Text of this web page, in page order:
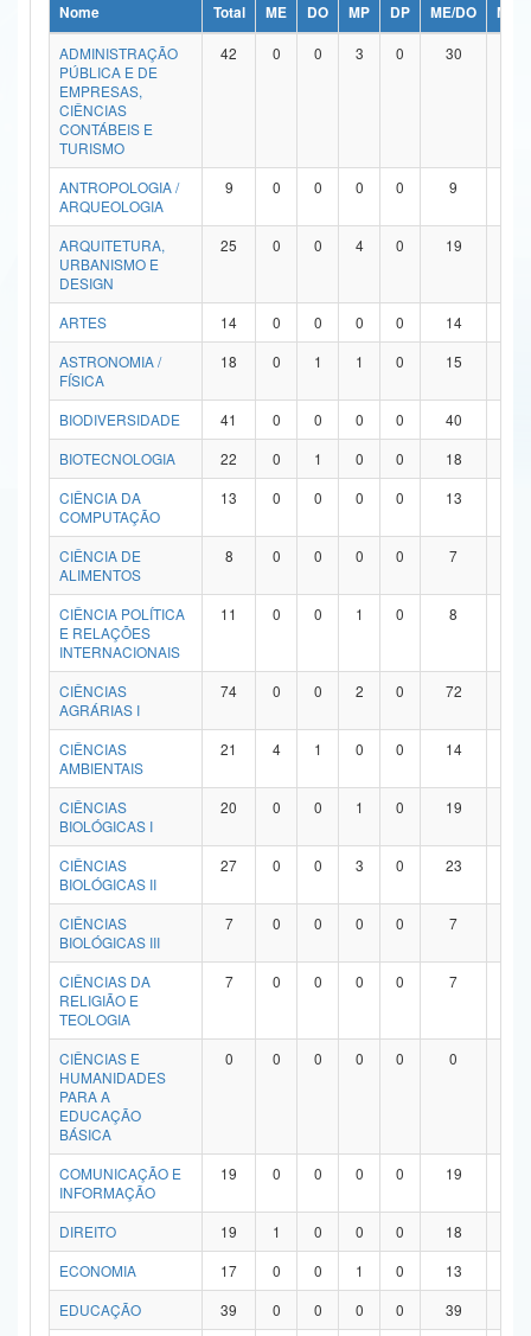
Ministério da Ciência, Tecnologia, Inovações e Comunicações
Ministério do Meio Ambiente
Ministério do Turismo
Ministério do Desenvolvimento Regional
Controladoria-Geral da União
Ministério da Mulher, da Família e dos Direitos Humanos
Secretaria de Governo
Advocacia-Geral da União
Banco Central do Brasil
Nome Total ME DO MP DP ME/DO
MP/
ADMINISTRAÇÃO
PÚBLICA E DE
EMPRESAS,
CIÊNCIAS
CONTÁBEIS E
TURISMO
42 0 0 3 0 30
ANTROPOLOGIA /
ARQUEOLOGIA
9 0 0 0 0 9
ARQUITETURA,
URBANISMO E
DESIGN
25 0 0 4 0 19
ARTES 14 0 0 0 0 14
ASTRONOMIA /
FÍSICA
18 0 1 1 0 15
BIODIVERSIDADE 41 0 0 0 0 40
BIOTECNOLOGIA
22 0 1 0 0 18
CIÊNCIA DA
COMPUTAÇÃO
13 0 0 0 0 13
CIÊNCIA DE
ALIMENTOS
8 0 0 0 0 7
CIÊNCIA POLÍTICA
E RELAÇÕES
INTERNACIONAIS
11 0 0 1 0 8
CIÊNCIAS
AGRÁRIAS I
74 0 0 2 0 72
CIÊNCIAS
AMBIENTAIS
21 4 1 0 0 14
CIÊNCIAS
BIOLÓGICAS I
20 0 0 1 0 19
CIÊNCIAS
BIOLÓGICAS II
27 0 0 3 0 23
CIÊNCIAS
BIOLÓGICAS III
7 0 0 0 0 7
CIÊNCIAS DA
RELIGIÃO E
TEOLOGIA
7 0 0 0 0 7
CIÊNCIAS E
HUMANIDADES
PARA A
EDUCAÇÃO
BÁSICA
0 0 0 0 0 0
COMUNICAÇÃO E
INFORMAÇÃO
19 0 0 0 0 19
DIREITO 19 1 0 0 0 18
ECONOMIA
17 0 0 1 0 13
EDUCAÇÃO
39 0 0 0 0 39